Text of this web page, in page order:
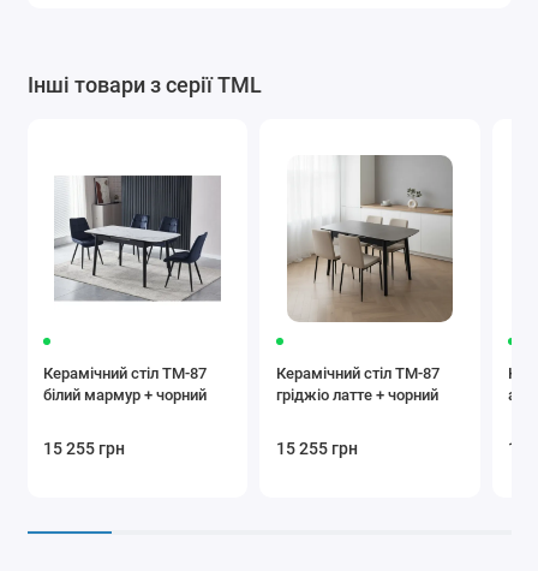
Інші товари з серії TML
Керамічний стіл TM-87
білий мармур + чорний
15 255 грн
Керамічний стіл TM-87
гріджіо латте + чорний
15 255 грн
айс
14